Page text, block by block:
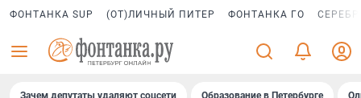
ФОНТАНКА SUP (ОТ)ЛИЧНЫЙ ПИТЕР ФОНТАНКА ГО
Зачем депутаты удаляют соцсети Образование в Петербурге